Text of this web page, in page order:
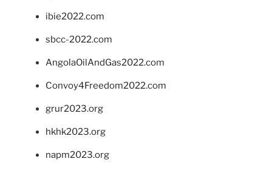
ibie2022.com
sbcc-2022.com
AngolaOilAndGas2022.com
Convoy4Freedom2022.com
grur2023.org
hkhk2023.org
napm2023.org